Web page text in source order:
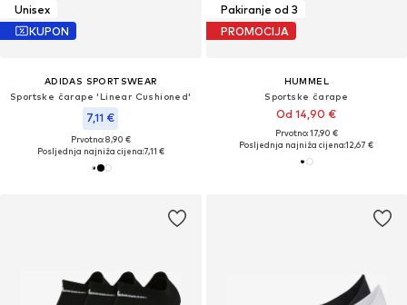
Unisex
KUPON
ADIDAS SPORTSWEAR
Sportske čarape 'Linear Cushioned'
7,11 €
Prvotno: 8,90 €
Posljednja najniža cijena:7,11 €
Pakiranje od 3
PROMOCIJA
HUMMEL
Sportske čarape
Od 14,90 €
Prvotno: 17,90 €
Posljednja najniža cijena:12,67 €